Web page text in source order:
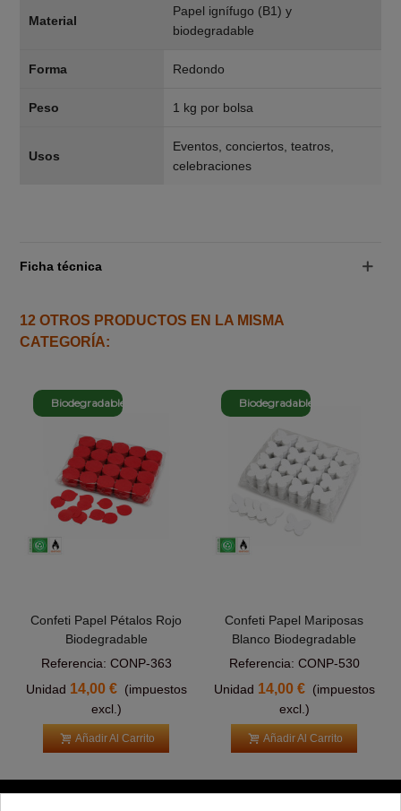
Material
Papel ignífugo (B1) y
biodegradable
Forma Redondo
Peso 1 kg por bolsa
Usos
Eventos, conciertos, teatros,
celebraciones
Ficha técnica
12 OTROS PRODUCTOS EN LA MISMA
CATEGORÍA:
Biodegradable
Confeti Papel Pétalos Rojo
Biodegradable
Referencia: CONP-363
Unidad 14,00 € (impuestos
excl.)
Añadir Al Carrito
Biodegradable
Confeti Papel Mariposas
Blanco Biodegradable
Referencia: CONP-530
Unidad 14,00 € (impuestos
excl.)
Añadir Al Carrito